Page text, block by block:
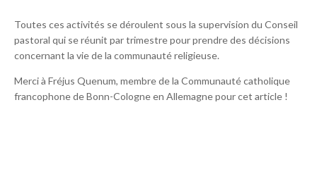
Toutes ces activités se déroulent sous la supervision du Conseil
pastoral qui se réunit par trimestre pour prendre des décisions
concernant la vie de la communauté religieuse.
Merci à Fréjus Quenum, membre de la Communauté catholique
francophone de Bonn-Cologne en Allemagne pour cet article !